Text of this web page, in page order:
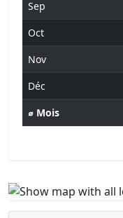
Sep
Oct
Nov
Déc
⌀ Mois